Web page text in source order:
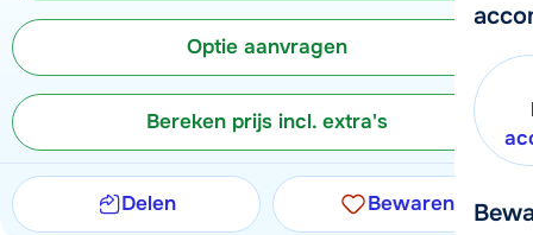
Optie aanvragen
Bereken prijs incl. extra's
Delen Bewaren